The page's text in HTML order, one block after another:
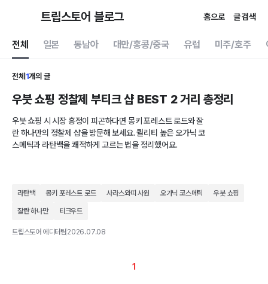
트립스토어 블로그 홈으로 글 검색
전체 일본 동남아 대만/홍콩/중국 유럽 미주/호주
전체 1개의 글
우붓 쇼핑 정찰제 부티크 샵 BEST 2 거리 총정리
우붓 쇼핑 시 시장 흥정이 피곤하다면 몽키 포레스트 로드와 잘
란 하나만의 정찰제 샵을 방문해 보세요. 퀄리티 높은 오가닉 코
스메틱과 라탄백을 쾌적하게 고르는 법을 정리했어요.
라탄백 몽키 포레스트 로드 사라스와띠 사원 오가닉 코스메틱 우붓 쇼핑
잘란 하나만 티크우드
트립스토어 에디터팀 2026.07.08
1